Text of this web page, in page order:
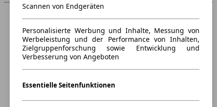
Scannen von Endgeräten
Personalisierte Werbung und Inhalte, Messung von
Werbeleistung und der Performance von Inhalten,
Zielgruppenforschung sowie Entwicklung und
Verbesserung von Angeboten
Essentielle Seitenfunktionen